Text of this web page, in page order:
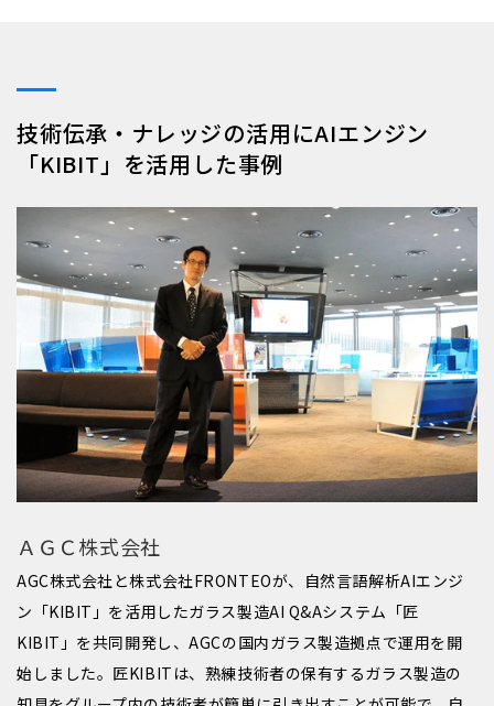
技術伝承・ナレッジの活用にAIエンジン
「KIBIT」を活用した事例
ＡＧＣ株式会社
AGC株式会社と株式会社FRONTEOが、自然言語解析AIエンジ
ン「KIBIT」を活用したガラス製造AI Q&Aシステム「匠
KIBIT」を共同開発し、AGCの国内ガラス製造拠点で運用を開
始しました。匠KIBITは、熟練技術者の保有するガラス製造の